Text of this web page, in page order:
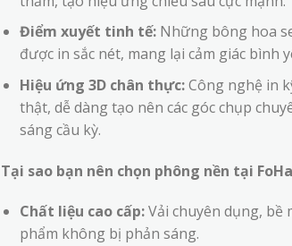
Điểm xuyết tinh tế:Những bông hoa
được in sắc nét, mang lại cảm giác bình
Hiệu ứng 3D chân thực:Công nghệ in
thật, dễ dàng tạo nên các góc chụp
sáng cầu kỳ.
Tại sao bạn nên chọn phông nền tại
Chất liệu cao cấp:Vải chuyên dụng, bề
phẩm không bị phản sáng.